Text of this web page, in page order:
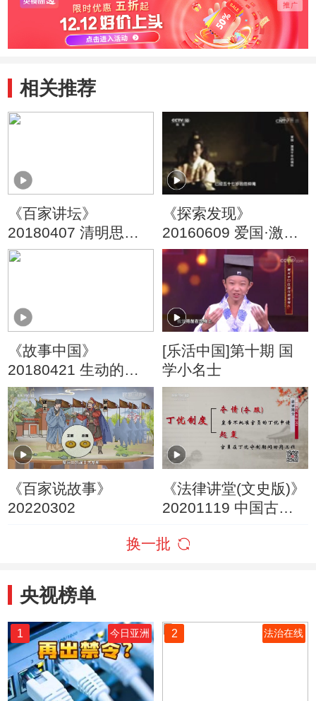
相关推荐
《百家讲坛》
20180407 清明思故
人 3 悼亡情深
《探索发现》
20160609 爱国·激荡
千年的情怀
《故事中国》
20180421 生动的历
史课 北宋儒将种世衡
[乐活中国]第十期 国
学小名士
《百家说故事》
20220302
《法律讲堂(文史版)》
20201119 中国古代
换一批
央视榜单
1 今日亚洲 2 法治在线